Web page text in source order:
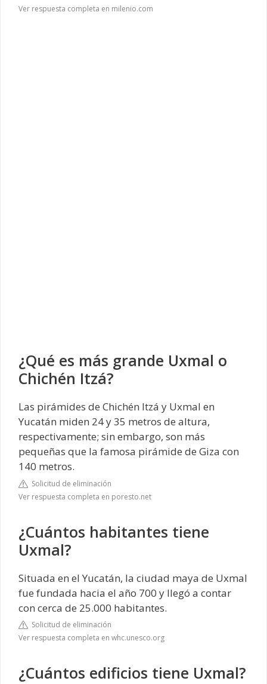
Ver respuesta completa en milenio.com
¿Qué es más grande Uxmal o
Chichén Itzá?
Las pirámides de Chichén Itzá y Uxmal en
Yucatán miden 24 y 35 metros de altura,
respectivamente; sin embargo, son más
pequeñas que la famosa pirámide de Giza con
140 metros.
Solicitud de eliminación
Ver respuesta completa en poresto.net
¿Cuántos habitantes tiene
Uxmal?
Situada en el Yucatán, la ciudad maya de Uxmal
fue fundada hacia el año 700 y llegó a contar
con cerca de 25.000 habitantes.
Solicitud de eliminación
Ver respuesta completa en whc.unesco.org
¿Cuántos edificios tiene Uxmal?